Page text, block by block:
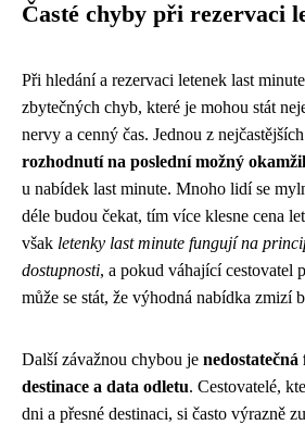
Časté chyby při rezervaci
Při hledání a rezervaci letenek last
zbytečných chyb, které je mohou stát
nervy a cenný čas. Jednou z
rozhodnutí na poslední možný
u nabídek last minute. Mnoho lidí se
déle budou čekat, tím více klesne cena
však letenky last minute fungují na
dostupnosti, a pokud váhající cestovatel
může se stát, že výhodná nabídka zmizí
Další závažnou chybou je
destinace a data odletu. Cestovatelé,
dni a přesné destinaci, si často výrazně